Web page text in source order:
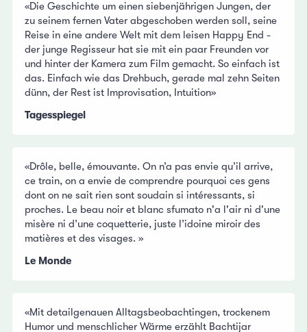
«Die Geschichte um einen siebenjährigen Jungen, der
zu seinem fernen Vater abgeschoben werden soll, seine
Reise in eine andere Welt mit dem leisen Happy End -
der junge Regisseur hat sie mit ein paar Freunden vor
und hinter der Kamera zum Film gemacht. So einfach ist
das. Einfach wie das Drehbuch, gerade mal zehn Seiten
dünn, der Rest ist Improvisation, Intuition»
Tagesspiegel
«Drôle, belle, émouvante. On n’a pas envie qu’il arrive,
ce train, on a envie de comprendre pourquoi ces gens
dont on ne sait rien sont soudain si intéressants, si
proches. Le beau noir et blanc sfumato n'a l'air ni d'une
misère ni d’une coquetterie, juste l’idoine miroir des
matières et des visages. »
Le Monde
«Mit detailgenauen Alltagsbeobachtingen, trockenem
Humor und menschlicher Wärme erzählt Bachtijar